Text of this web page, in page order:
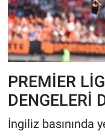
PREMİER
DENGELERİ
İngiliz basınında